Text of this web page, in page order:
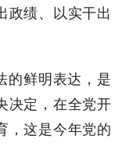
政绩、以实干出
的鲜明表达，是
决定，在全党开
，这是今年党的